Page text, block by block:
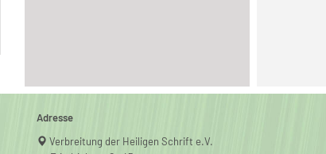
Adresse
Verbreitung der Heiligen Schrift e.V.